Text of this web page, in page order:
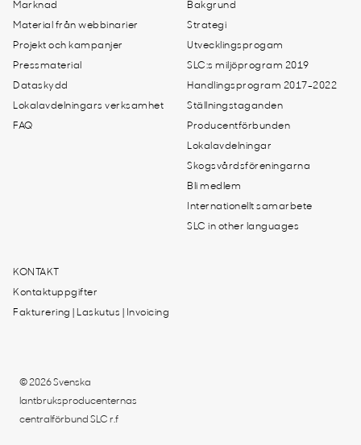
Marknad
Material från webbinarier
Projekt och kampanjer
Pressmaterial
Dataskydd
Lokalavdelningars verksamhet
FAQ
Bakgrund
Strategi
Utvecklingsprogam
SLC:s miljöprogram 2019
Handlingsprogram 2017-2022
Ställningstaganden
Producentförbunden
Lokalavdelningar
Skogsvårdsföreningarna
Bli medlem
Internationellt samarbete
SLC in other languages
KONTAKT
Kontaktuppgifter
Fakturering | Laskutus | Invoicing
© 2026 Svenska
lantbruksproducenternas
centralförbund SLC r.f